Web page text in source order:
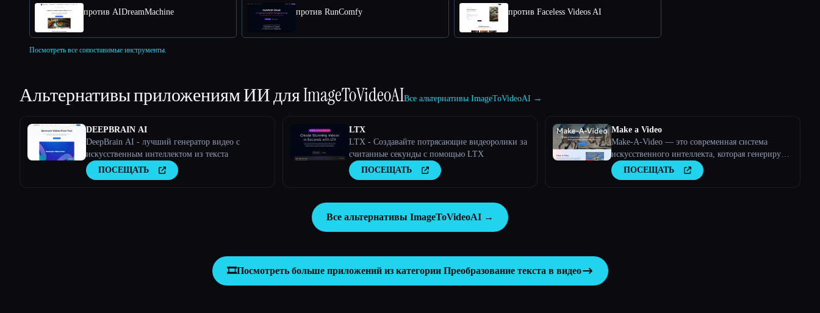
против AIDreamMachine против RunComfy против Faceless Videos AI
Посмотреть все сопоставимые инструменты.
Альтернативы приложениям ИИ дляImageToVideoAIВсе альтернативы ImageToVideoAI →
DEEPBRAIN AI
DeepBrain AI - лучший генератор видео с
искусственным интеллектом из текста
ПОСЕЩАТЬ
LTX
LTX - Создавайте потрясающие видеоролики за
считанные секунды с помощью LTX
ПОСЕЩАТЬ
Make a Video
Make-A-Video — это современная система
искусственного интеллекта, которая генерирует
видео из текста.
ПОСЕЩАТЬ
Все альтернативы ImageToVideoAI →
🎞️Посмотреть больше приложений из категории Преобразование текста в видео